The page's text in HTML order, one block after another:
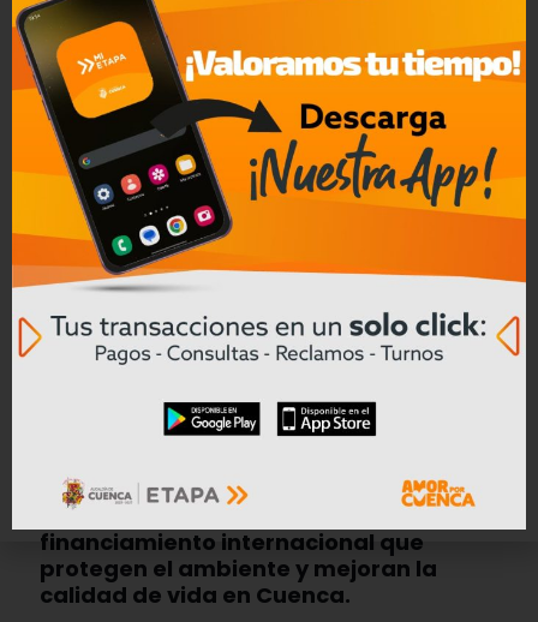
Convocatoria a Oferta Pública de
Bienes Muebles e Inmuebles – COAC
CREA en Liquidación
ETAPA EP impulsa obras con
financiamiento internacional que
protegen el ambiente y mejoran la
calidad de vida en Cuenca.